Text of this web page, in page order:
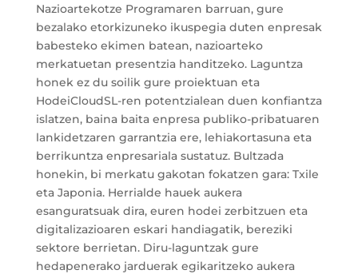
Nazioartekotze Programaren barruan, gure
bezalako etorkizuneko ikuspegia duten enpresak
babesteko ekimen batean, nazioarteko
merkatuetan presentzia handitzeko. Laguntza
honek ez du soilik gure proiektuan eta
HodeiCloudSL-ren potentzialean duen konfiantza
islatzen, baina baita enpresa publiko-pribatuaren
lankidetzaren garrantzia ere, lehiakortasuna eta
berrikuntza enpresariala sustatuz. Bultzada
honekin, bi merkatu gakotan fokatzen gara: Txile
eta Japonia. Herrialde hauek aukera
esanguratsuak dira, euren hodei zerbitzuen eta
digitalizazioaren eskari handiagatik, bereziki
sektore berrietan. Diru-laguntzak gure
hedapenerako jarduerak egikaritzeko aukera